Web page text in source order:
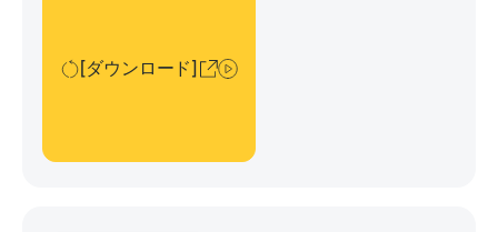
[ダウンロード]